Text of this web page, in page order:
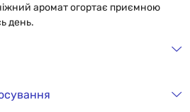
аромат огортає приємною
день.